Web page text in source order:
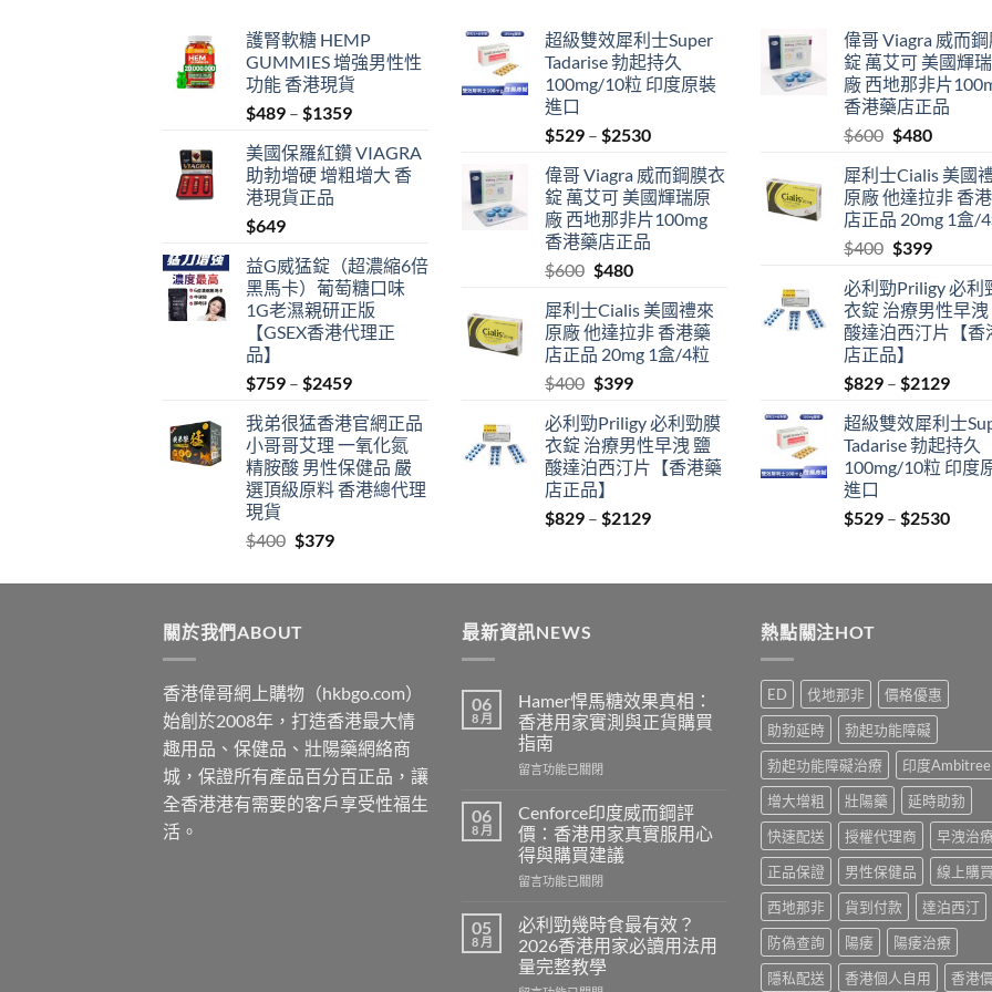
護腎軟糖 HEMP
GUMMIES 增強男性性
功能 香港現貨
$489 – $1359Price
$489
through
美國保羅紅鑽 VIAGRA
助勃增硬 增粗增大 香
港現貨正品
$649
益G威猛錠（超濃縮6倍
黑馬卡）葡萄糖口味
1G老濕親研正版
【GSEX香港代理正
品】
$759 – $2459Price
$759
through
$2459
我弟很猛香港官網正品
小哥哥艾理 一氧化氮
精胺酸 男性保健品 嚴
選頂級原料 香港總代理
現貨
$400 Original
was:
$379Current
is:
超級雙效犀利士Super
Tadarise 勃起持久
100mg/10粒 印度原裝
進口
$529 – $2530Price
$529
through
$2530
偉哥 Viagra 威而鋼膜衣
錠 萬艾可 美國輝瑞原
廠 西地那非片100mg
香港藥店正品
$600 Original
was:
$600.
$480Current
is:
$480.
犀利士Cialis 美國禮來
原廠 他達拉非 香港藥
店正品 20mg 1盒/4粒
$400 Original
was:
$400.
$399Current
is:
$399.
必利勁Priligy 必利勁膜
衣錠 治療男性早洩 鹽
酸達泊西汀片【香港藥
店正品】
$829 – $2129Price
through
偉哥 Viagra 威而
錠 萬艾可 美國輝
廠 西地那非片
香港藥店正品
$600 Original
was:
$600.
$480Current
is:
$480.
犀利士Cialis 美國
原廠 他達拉非 香
店正品 20mg 1盒/
$400 Original
was:
$400.
$399Current
is:
$399.
必利勁Priligy 必利
衣錠 治療男性早洩
酸達泊西汀片【香
店正品】
$829 – $2129Price
$829
超級雙效犀利士
Tadarise 勃起持久
100mg/10粒 印度
進口
$529 – $2530Price
關於我們ABOUT
香港偉哥網上購物（hkbgo.com）
始創於2008年，打造香港最大情
趣用品、保健品、壯陽藥網絡商
城，保證所有產品百分百正品，讓
全香港港有需要的客戶享受性福生
活。
最新資訊NEWS
06
8 月
Hamer悍馬糖效果真相：
香港用家實測與正貨購買
指南
在
悍
馬
糖
效
果
相：
香
港
用
留言功能已關閉
06
8 月
Cenforce印度威而鋼評
價：香港用家真實服用心
得與購買建議
在
印
度
威
而
留言功能已關閉
05
8 月
必利勁幾時食最有效？
2026香港用家必讀用法用
量完整教學
熱點關注HOT
ED 伐地那非
價格優惠
助勃延時
勃起功能障礙
勃起功能障礙治療
印度Ambitree
增大增粗
壯陽藥
延時助勃
快速配送
授權代理商
早洩治
正品保證
男性保健品
線上購
西地那非
貨到付款
達泊西汀
防偽查詢
陽痿
陽痿治療
隱私配送
香港個人自用 香港